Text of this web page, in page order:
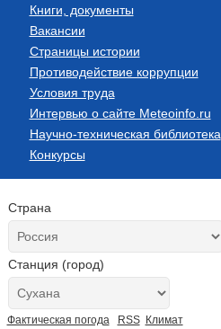
Книги, документы
Вакансии
Страницы истории
Противодействие коррупции
Условия труда
Интервью о сайте Meteoinfo.ru
Научно-техническая библиотека
Конкурсы
Страна
Станция (город)
Фактическая погода RSS Климат